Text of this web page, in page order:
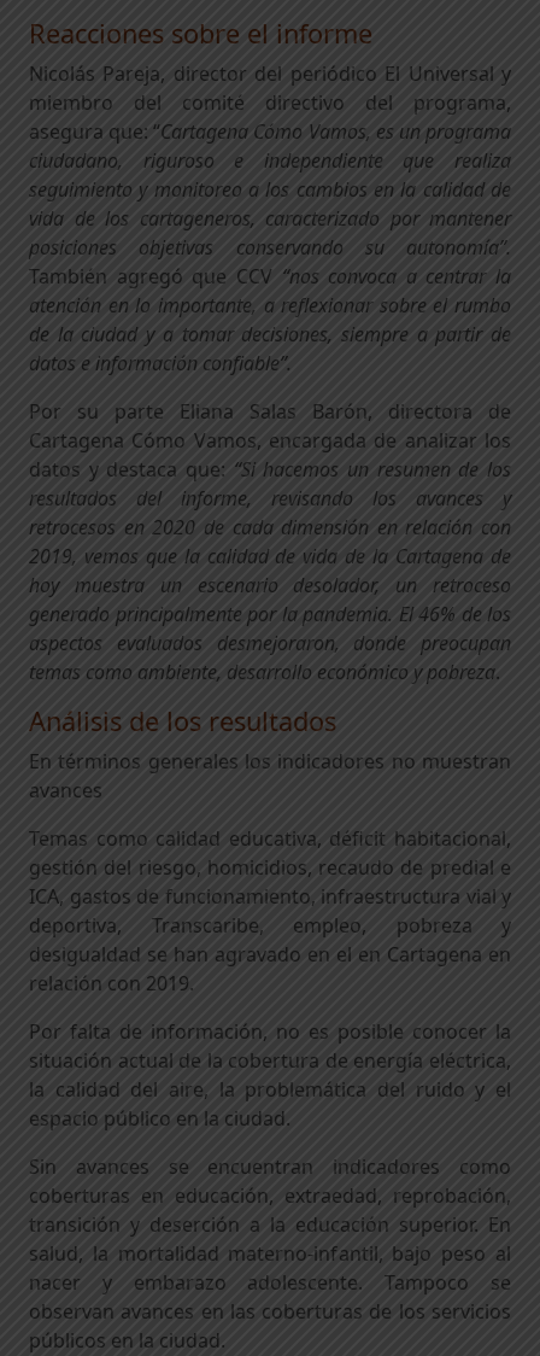
Reacciones sobre el informe
Nicolás Pareja, director del periódico El Universal y
miembro del comité directivo del programa,
asegura que: “Cartagena Cómo Vamos, es un programa
ciudadano, riguroso e independiente que realiza
seguimiento y monitoreo a los cambios en la calidad de
vida de los cartageneros, caracterizado por mantener
posiciones objetivas conservando su autonomía”.
También agregó que CCV “nos convoca a centrar la
atención en lo importante, a reflexionar sobre el rumbo
de la ciudad y a tomar decisiones, siempre a partir de
datos e información confiable”.
Por su parte Eliana Salas Barón, directora de
Cartagena Cómo Vamos, encargada de analizar los
datos y destaca que: “Si hacemos un resumen de los
resultados del informe, revisando los avances y
retrocesos en 2020 de cada dimensión en relación con
2019, vemos que la calidad de vida de la Cartagena de
hoy muestra un escenario desolador, un retroceso
generado principalmente por la pandemia. El 46% de los
aspectos evaluados desmejoraron, donde preocupan
temas como ambiente, desarrollo económico y pobreza.
Análisis de los resultados
En términos generales los indicadores no muestran
avances
Temas como calidad educativa, déficit habitacional,
gestión del riesgo, homicidios, recaudo de predial e
ICA, gastos de funcionamiento, infraestructura vial y
deportiva, Transcaribe, empleo, pobreza y
desigualdad se han agravado en el en Cartagena en
relación con 2019.
Por falta de información, no es posible conocer la
situación actual de la cobertura de energía eléctrica,
la calidad del aire, la problemática del ruido y el
espacio público en la ciudad.
Sin avances se encuentran indicadores como
coberturas en educación, extraedad, reprobación,
transición y deserción a la educación superior. En
salud, la mortalidad materno-infantil, bajo peso al
nacer y embarazo adolescente. Tampoco se
observan avances en las coberturas de los servicios
públicos en la ciudad.